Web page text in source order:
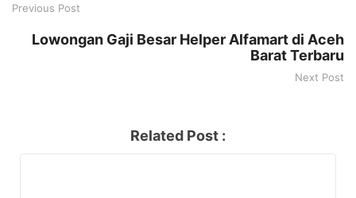
Previous Post
Lowongan Gaji Besar Helper Alfamart di Aceh
Barat Terbaru
Next Post
Related Post :